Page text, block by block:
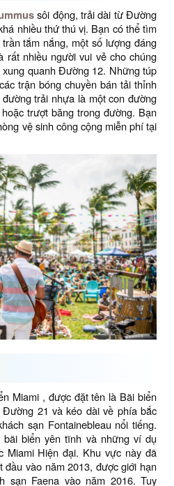
sôi động, trải dài từ Đường
nhiều thứ thú vị. Bạn có thể tìm
tắm nắng, một số lượng đáng
rất nhiều người vui vẻ cho chúng
quanh Đường 12. Những túp
trận bóng chuyền bán tải thỉnh
trải nhựa là một con đường
trượt băng trong đường. Bạn
vệ sinh công cộng miễn phí tại
Miami , được đặt tên là Bãi biển
21 và kéo dài về phía bắc
sạn Fontainebleau nổi tiếng.
biển yên tĩnh và những ví dụ
Miami Hiện đại. Khu vực này đã
vào năm 2013, được giới hạn
sạn Faena vào năm 2016. Tuy